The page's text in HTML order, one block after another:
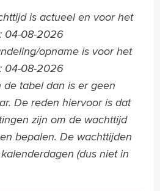
en leren
Contact
MijnASz
is actueel en voor het
04-08-2026
opname is voor het
04-08-2026
tabel dan is er geen
De reden hiervoor is dat
zijn om de wachttijd
bepalen. De wachttijden
(dus niet in